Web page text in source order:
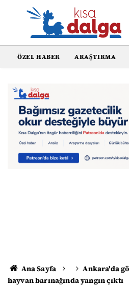
ÖZEL HABER ARAŞTIRMA
Ana Sayfa
Ankara'da
hayvan barınağında yangın çıktı